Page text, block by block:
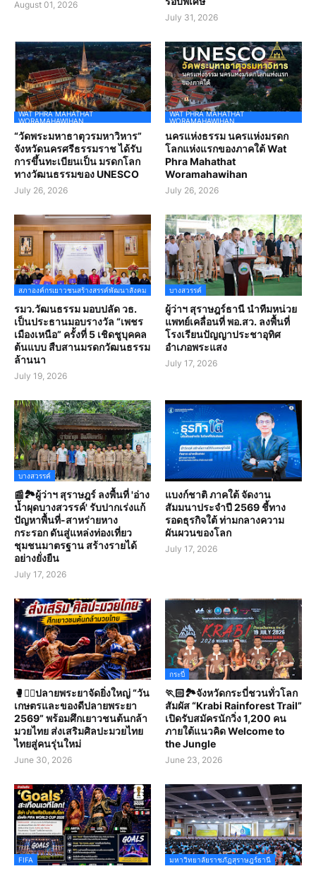
August 01, 2026
July 31, 2026
WAT PHRA MAHATHAT
WORAMAHAWIHAN
“วัดพระมหาธาตุวรมหาวิหาร”
จังหวัดนครศรีธรรมราช ได้รับ
การขึ้นทะเบียนเป็น มรดกโลก
ทางวัฒนธรรมของ UNESCO
July 26, 2026
WAT PHRA MAHATHAT
WORAMAHAWIHAN
นครแห่งธรรม นครแห่งมรดก
โลกแห่งแรกของภาคใต้ Wat
Phra Mahathat
Woramahawihan
July 26, 2026
สภาองค์กรเยาวชนสร้างสรรค์พัฒนาสังคม
รมว.วัฒนธรรม มอบปลัด วธ.
เป็นประธานมอบรางวัล “เพชร
เมืองเหนือ” ครั้งที่ 5 เชิดชูบุคคล
ต้นแบบ สืบสานมรดกวัฒนธรรม
ล้านนา
July 19, 2026
บางสวรรค์
ผู้ว่าฯ สุราษฎร์ธานี นำทีมหน่วย
แพทย์เคลื่อนที่ พอ.สว. ลงพื้นที่
โรงเรียนปัญญาประชาอุทิศ
อำเภอพระแสง
July 17, 2026
บางสวรรค์
📰🏞️ผู้ว่าฯ สุราษฎร์ ลงพื้นที่ 'อ่าง
น้ำผุดบางสวรรค์' รับปากเร่งแก้
ปัญหาพื้นที่-สาหร่ายหาง
กระรอก ดันสู่แหล่งท่องเที่ยว
ชุมชนมาตรฐาน สร้างรายได้
อย่างยั่งยืน
July 17, 2026
แบงก์ชาติ ภาคใต้ จัดงาน
สัมมนาประจำปี 2569 ชี้ทาง
รอดธุรกิจใต้ ท่ามกลางความ
ผันผวนของโลก
July 17, 2026
🥊🤼‍♀️ปลายพระยาจัดยิ่งใหญ่ “วัน
เกษตรและของดีปลายพระยา
2569” พร้อมศึกเยาวชนต้นกล้า
มวยไทย ส่งเสริมศิลปะมวยไทย
ไทยสู่คนรุ่นใหม่
June 30, 2026
กระบี่
🏃🏻🏞️จังหวัดกระบี่ชวนทั่วโลก
สัมผัส “Krabi Rainforest Trail”
เปิดรับสมัครนักวิ่ง 1,200 คน
ภายใต้แนวคิด Welcome to
the Jungle
June 23, 2026
FIFA มหาวิทยาลัยราชภัฏสุราษฎร์ธานี